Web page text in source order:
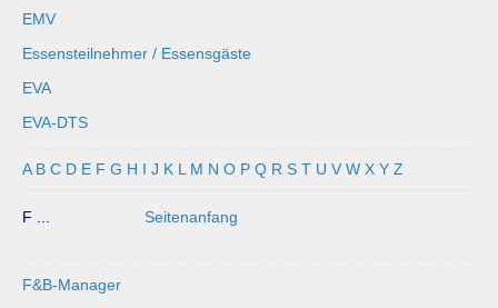
EMV
Essensteilnehmer / Essensgäste
EVA
EVA-DTS
A B C D E F G H I J K L M N O P Q R S T U V W X Y Z
F ... Seitenanfang
F&B-Manager